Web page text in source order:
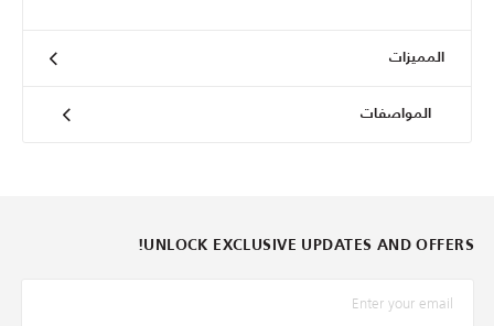
المميزات
المواصفات
UNLOCK EXCLUSIVE UPDATES AND OFFERS!